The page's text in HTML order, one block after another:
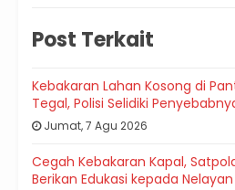
Post Terkait
Kebakaran Lahan Kosong di
Tegal, Polisi Selidiki
Jumat, 7 Agu 2026
Cegah Kebakaran Kapal,
Berikan Edukasi kepada Nelayan